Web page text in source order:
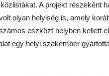
A projekt részeként
olyan helyiség is, amely
eszközt helyben kellett
egy helyi szakember